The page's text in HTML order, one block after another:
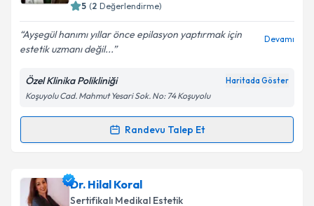
Kişisel verilerimin işlenmesine ilişkin
Aydınlatma
Metni'ni okudum ve kişisel verilerimin belirtilen
kapsamda işlenmesini kabul ediyorum.
5 (2 Değerlendirme)
Ayşegül hanımı yıllar önce epilasyon yaptırmak için
estetik uzmanı değil...
Devamı
Özel Klinika Polikliniği Haritada Göster
Koşuyolu Cad. Mahmut Yesari Sok. No: 74 Koşuyolu
Randevu Talep Et
Randevu Takvimi Talebi
Dr. Ayşegül Girginiçin randevu takvimi talebi
oluşturun. Size bu uzmandan randevu almanız için bir
Dr. Hilal Koral
Sertifikalı Medikal Estetik